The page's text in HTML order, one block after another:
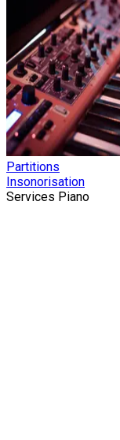
Partitions
Insonorisation
Services Piano